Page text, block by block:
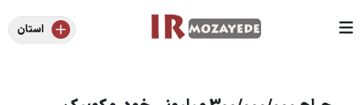
استان